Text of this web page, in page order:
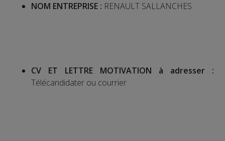
NOM ENTREPRISE : RENAULT SALLANCHES
CV ET LETTRE MOTIVATION à adresser :
Télécandidater ou courrier